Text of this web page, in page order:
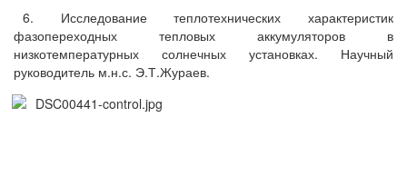
6. Исследование теплотехнических характеристик
фазопереходных тепловых аккумуляторов в
низкотемпературных солнечных установках. Научный
руководитель м.н.с. Э.Т.Жураев.